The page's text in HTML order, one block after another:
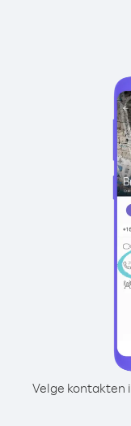
Velge kontakten